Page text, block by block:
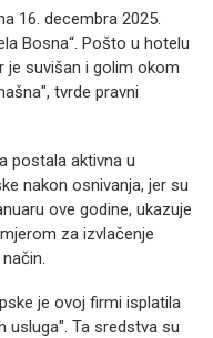
16. decembra 2025.
Bosna“. Pošto u hotelu
je suvišan i golim okom
tvrde pravni
postala aktivna u
nakon osnivanja, jer su
ove godine, ukazuje
za izvlačenje
je ovoj firmi isplatila
usluga". Ta sredstva su